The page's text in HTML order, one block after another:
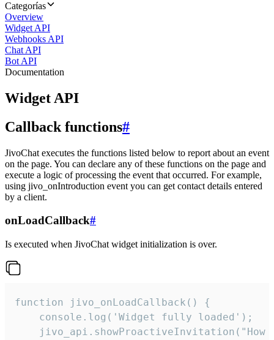
Categorías
Overview
Widget API
Webhooks API
Chat API
Bot API
Documentation
Widget API
Callback functions#
JivoChat executes the functions listed below to report about an event
on the page. You can declare any of these functions on the page and
execute a logic of processing the event that occurred. For example,
using jivo_onIntroduction event you can get contact details entered
by a client.
onLoadCallback#
Is executed when JivoChat widget initialization is over.
function jivo_onLoadCallback() {
    console.log('Widget fully loaded');
jivo_api.showProactiveInvitation("How